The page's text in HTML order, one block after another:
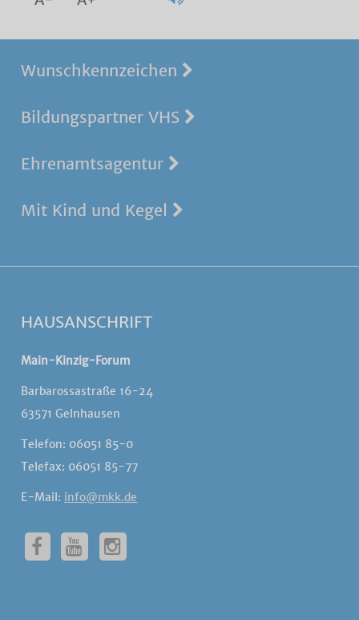
Wunschkennzeichen
Bildungspartner VHS
Ehrenamtsagentur
Mit Kind und Kegel
HAUSANSCHRIFT
Main-Kinzig-Forum
Barbarossastraße 16-24
63571 Gelnhausen
Telefon: 06051 85-0
Telefax: 06051 85-77
E-Mail: info@mkk.de